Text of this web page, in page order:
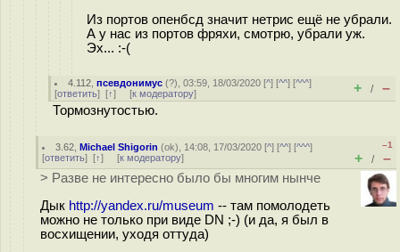
Из портов опенбсд значит нетрис ещё не убрали.
А у нас из портов фряхи, смотрю, убрали уж.
Эх... :-(
4.112 ,псевдонимус (?), 03:59, 18/03/2020 [^] [^^] [^^^]
[ответить] [↑] [к модератору] + / –
Тормознутостью.
3.62 ,Michael Shigorin (ok), 14:08, 17/03/2020 [^] [^^] [^^^]
[ответить] [↑] [к модератору]
–1
+ / –
> Разве не интересно было бы многим нынче
Дык http://yandex.ru/museum -- там помолодеть
можно не только при виде DN ;-) (и да, я был в
восхищении, уходя оттуда)